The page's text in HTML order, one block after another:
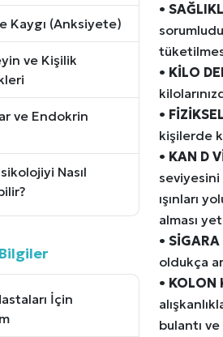
Kaygı (Anksiyete)
ve Kişilik
ve Endokrin
Nasıl
İçin
•
• KİLO
•
kişilerde
• KAN D
ışınları
alması
•
oldukça
• KOLON
bulantı